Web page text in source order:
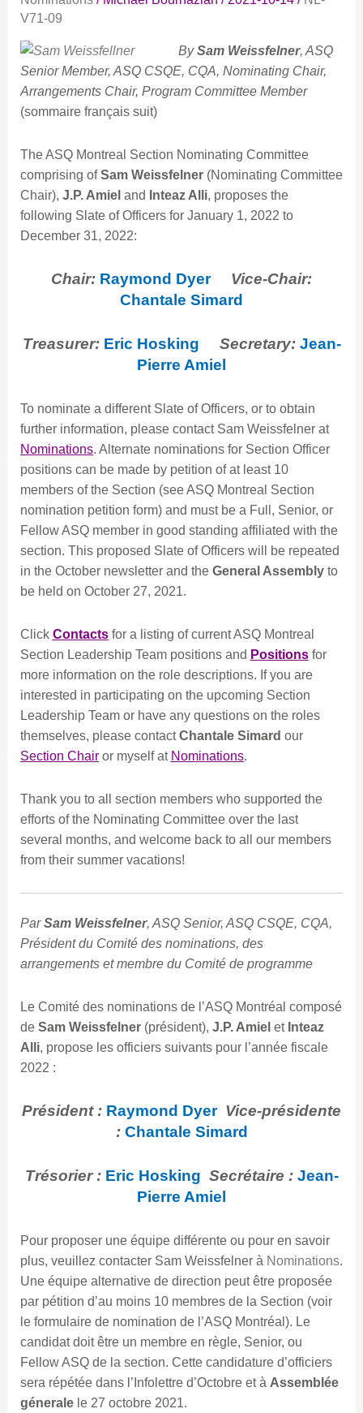
V71-09
BySam Weissfelner, ASQ
Senior Member, ASQ CSQE, CQA, Nominating Chair,
Arrangements Chair, Program Committee Member
(sommaire français suit)
The ASQ Montreal Section Nominating Committee
comprising ofSam Weissfelner(Nominating Committee
Chair), J.P. Amiel and Inteaz Alli, proposes the
following Slate of Officers for January 1, 2022 to
December 31, 2022:
Chair: Raymond Dyer
Vice-Chair:
Chantale Simard
Treasurer: Eric Hosking Secretary: Jean-
Pierre Amiel
To nominate a different Slate of Officers, or to obtain
further information, please contact Sam Weissfelner at
Nominations. Alternate nominations for Section Officer
positions can be made by petition of at least 10
members of the Section (see ASQ Montreal Section
nomination petition form) and must be a Full, Senior, or
Fellow ASQ member in good standing affiliated with the
section. This proposed Slate of Officers will be repeated
in the October newsletter and the General Assemblyto
be held on October 27, 2021.
Click Contactsfor a listing of current ASQ Montreal
Section Leadership Team positions and Positionsfor
more information on the role descriptions. If you are
interested in participating on the upcoming Section
Leadership Team or have any questions on the roles
themselves, please contactChantale Simard our
Section Chairor myself at Nominations.
Thank you to all section members who supported the
efforts of the Nominating Committee over the last
several months, and welcome back to all our members
from their summer vacations!
ParSam Weissfelner, ASQ Senior, ASQ CSQE, CQA,
Président du Comité des nominations, des
arrangements et membre du Comité de programme
Le Comité des nominations de l’ASQ Montréal composé
de Sam Weissfelner(président), J.P. Amiel et Inteaz
Alli, propose les officiers suivants pour l’année fiscale
2022 :
Président : Raymond Dyer Vice-présidente
: Chantale Simard
Trésorier : Eric Hosking Secrétaire : Jean-
Pierre Amiel
Pour proposer une équipe différente ou pour en savoir
plus, veuillez contacter Sam Weissfelner à Nominations.
Une équipe alternative de direction peut être proposée
par pétition d’au moins 10 membres de la Section (voir
le formulaire de nomination de l’ASQ Montréal). Le
candidat doit être un membre en règle, Senior, ou
Fellow ASQ de la section. Cette candidature d’officiers
sera répétée dans l’Infolettre d’Octobre et à Assemblée
géneralele 27 octobre 2021.
–
Appel
à
candidatures